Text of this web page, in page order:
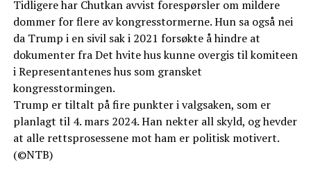
Tidligere har Chutkan avvist forespørsler om mildere
dommer for flere av kongresstormerne. Hun sa også nei
da Trump i en sivil sak i 2021 forsøkte å hindre at
dokumenter fra Det hvite hus kunne overgis til komiteen
i Representantenes hus som gransket
kongresstormingen.
Trump er tiltalt på fire punkter i valgsaken, som er
planlagt til 4. mars 2024. Han nekter all skyld, og hevder
at alle rettsprosessene mot ham er politisk motivert.
(©NTB)